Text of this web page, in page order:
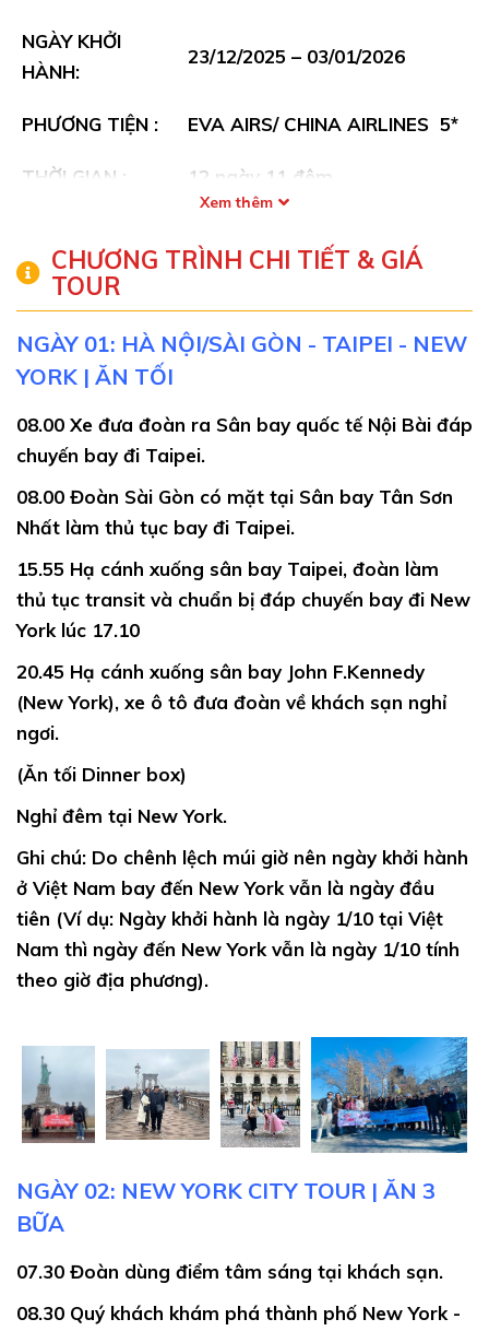
NGÀY KHỞI
HÀNH:
23/12/2025 – 03/01/2026
PHƯƠNG TIỆN : EVA AIRS/ CHINA AIRLINES 5*
THỜI GIAN : 12 ngày 11 đêm
Toàn bộ hình ảnh minh họa trong chương trình
đều là hình ảnh thực tế của các đoàn Mỹ của
công ty đã khởi hành từ tháng 10 năm 2022 đến
ĐẶC ĐIỂM NỔI BẬT CỦA CHƯƠNG TRÌNH:
Chương trình bao gồm vé vào cửa các điểm
đảo Nữ thần tự do, Antelope Canyon (Hẻm
Núi Linh Dương), Vườn quốc gia Zion, Thung
Hàng không Eva Air/ China Airlines tiêu chuẩn
5* gồm 2 kiện x 23kg hành lý ký gửi
Nam, thịt bò Mỹ, Buffet Quốc tế, Korean BBQ,
…
Tặng một bữa tôm hùm trị giá 45USD
Quý khách có cơ hội đặt chân đến các thành
phố và tiểu bang nổi tiếng của Hoa Kỳ:
Thành phố New York hiện đại và năng động
đại, Phố Wall, Di tích Trung tâm thương mại
Tháp đôi thế giới….
Thành phố cố đô Philadelphia lịch sử và cổ
kính
Thủ đô Washington D.C với Nhà trắng, Quốc
thành phố tội lỗi và ác quỷ. Nơi tập chung
những sòng bài, casino lớn nhất thế giới.
Xem thêm
CHƯƠNG TRÌNH CHI TIẾT & GIÁ
TOUR
NGÀY 01: HÀ NỘI/SÀI GÒN - TAIPEI - NEW
YORK | ĂN TỐI
08.00 Xe đưa đoàn ra Sân bay quốc tế Nội Bài đáp
chuyến bay đi Taipei.
08.00 Đoàn Sài Gòn có mặt tại Sân bay Tân Sơn
Nhất làm thủ tục bay đi Taipei.
15.55 Hạ cánh xuống sân bay Taipei, đoàn làm
thủ tục transit và chuẩn bị đáp chuyến bay đi New
York lúc 17.10
20.45 Hạ cánh xuống sân bay John F.Kennedy
(New York), xe ô tô đưa đoàn về khách sạn nghỉ
ngơi.
(Ăn tối Dinner box)
Nghỉ đêm tại New York.
Ghi chú: Do chênh lệch múi giờ nên ngày khởi hành
ở Việt Nam bay đến New York vẫn là ngày đầu
tiên (Ví dụ: Ngày khởi hành là ngày 1/10 tại Việt
Nam thì ngày đến New York vẫn là ngày 1/10 tính
theo giờ địa phương).
NGÀY 02: NEW YORK CITY TOUR | ĂN 3
BỮA
07.30 Đoàn dùng điểm tâm sáng tại khách sạn.
08.30 Quý khách khám phá thành phố New York -